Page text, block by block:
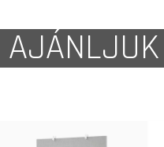
AJÁNLJUK